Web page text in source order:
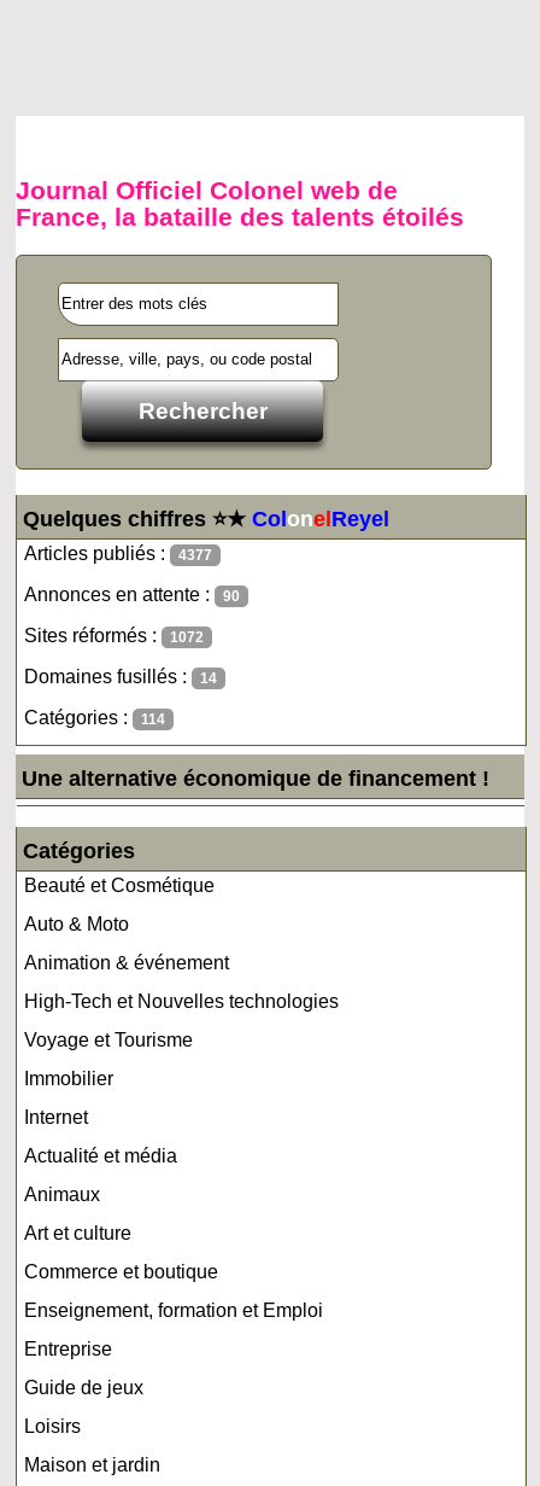
Journal Officiel Colonel web de
France, la bataille des talents étoilés
Quelques chiffres ⭐★ColonelReyel
Articles publiés : 4377
Annonces en attente : 90
Sites réformés : 1072
Domaines fusillés : 14
Catégories : 114
Une alternative économique de financement !
Catégories
Beauté et Cosmétique
Auto & Moto
Animation & événement
High-Tech et Nouvelles technologies
Voyage et Tourisme
Immobilier
Internet
Actualité et média
Animaux
Art et culture
Commerce et boutique
Enseignement, formation et Emploi
Entreprise
Guide de jeux
Loisirs
Maison et jardin